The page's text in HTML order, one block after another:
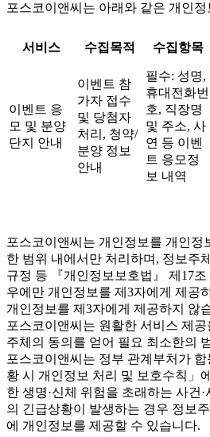
포스코이앤씨는 아래와 같은 개인
서비스 수집목적 수집항목
이벤트 응
모 및 분양
단지 안내
이벤트 참
가자 접수
및 당첨자
처리, 청약/
분양 정보
안내
필수: 성명,
휴대전화번
호, 직장명
및 주소, 사
연 등 이벤
트 응모정
보 내역
포스코이앤씨는 개인정보를 개인정
한 범위 내에서만 처리하며, 정보주
규정 등 『개인정보보호법』 제17
우에만 개인정보를 제3자에게 제공
개인정보를 제3자에게 제공하지 않
포스코이앤씨는 원활한 서비스 제
주체의 동의를 얻어 필요 최소한의
포스코이앤씨는 정부 관계부처가
황 시 개인정보 처리 및 보호수칙」
한 생명·신체 위험을 초래하는 사건
의 긴급상황이 발생하는 경우 정보
에 개인정보를 제공할 수 있습니다.